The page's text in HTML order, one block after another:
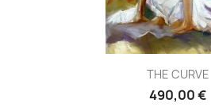
THE CURVE
490,00 €